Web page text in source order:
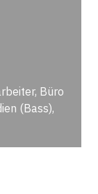
Büro
(Bass),